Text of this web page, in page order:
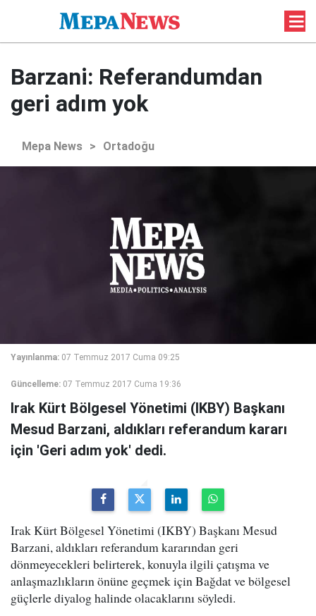
Barzani: Referandumdan
geri adım yok
Mepa News > Ortadoğu
Yayınlanma: 07 Temmuz 2017 Cuma 09:25
Güncelleme: 07 Temmuz 2017 Cuma 19:36
Irak Kürt Bölgesel Yönetimi (IKBY) Başkanı
Mesud Barzani, aldıkları referandum kararı
için 'Geri adım yok' dedi.
Irak Kürt Bölgesel Yönetimi (IKBY) Başkanı Mesud
Barzani, aldıkları referandum kararından geri
dönmeyecekleri belirterek, konuyla ilgili çatışma ve
anlaşmazlıkların önüne geçmek için Bağdat ve bölgesel
güçlerle diyalog halinde olacaklarını söyledi.